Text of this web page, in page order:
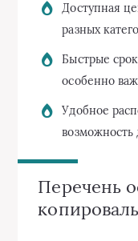
Доступная
разных
Быстрые
особенно
Удобное
возможность
Перечень